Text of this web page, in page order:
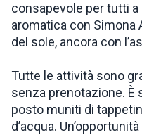
consapevole per tutti a
aromatica con Simona
del sole, ancora con
Tutte le attività sono
senza prenotazione. È
posto muniti di
d’acqua.